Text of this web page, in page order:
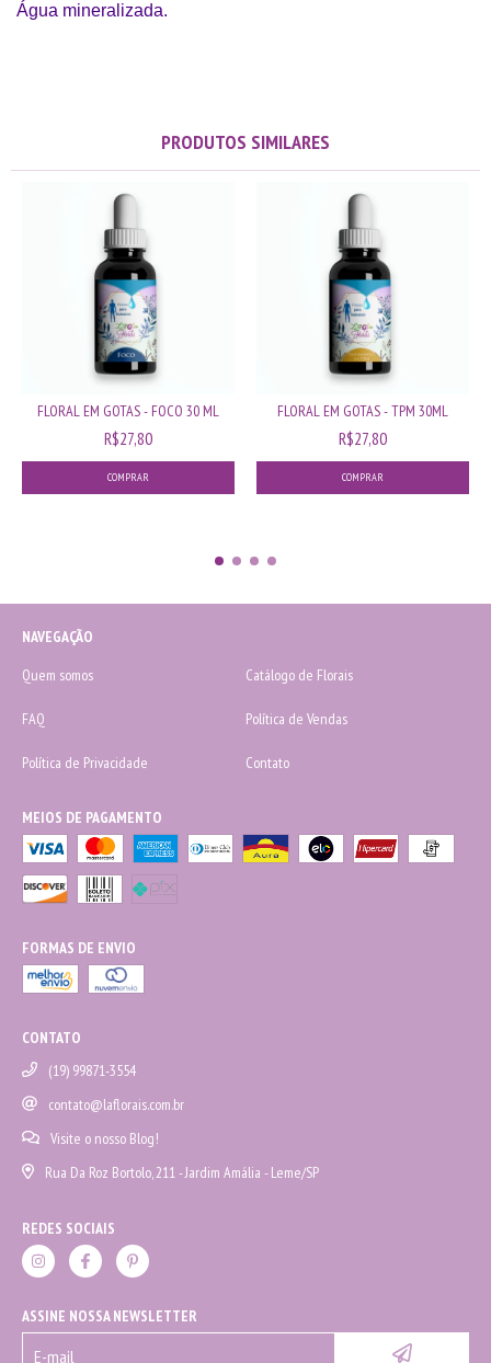
Água mineralizada.
PRODUTOS SIMILARES
FLORAL EM GOTAS - FOCO 30 ML
R$27,80
FLORAL EM GOTAS - TPM 30ML
R$27,80
NAVEGAÇÃO
Quem somos
Catálogo de Florais
FAQ Política de Vendas
Política de Privacidade Contato
MEIOS DE PAGAMENTO
FORMAS DE ENVIO
CONTATO
(19) 99871-3554
contato@laflorais.com.br
Visite o nosso Blog!
Rua Da Roz Bortolo, 211 - Jardim Amália - Leme/SP
REDES SOCIAIS
ASSINE NOSSA NEWSLETTER